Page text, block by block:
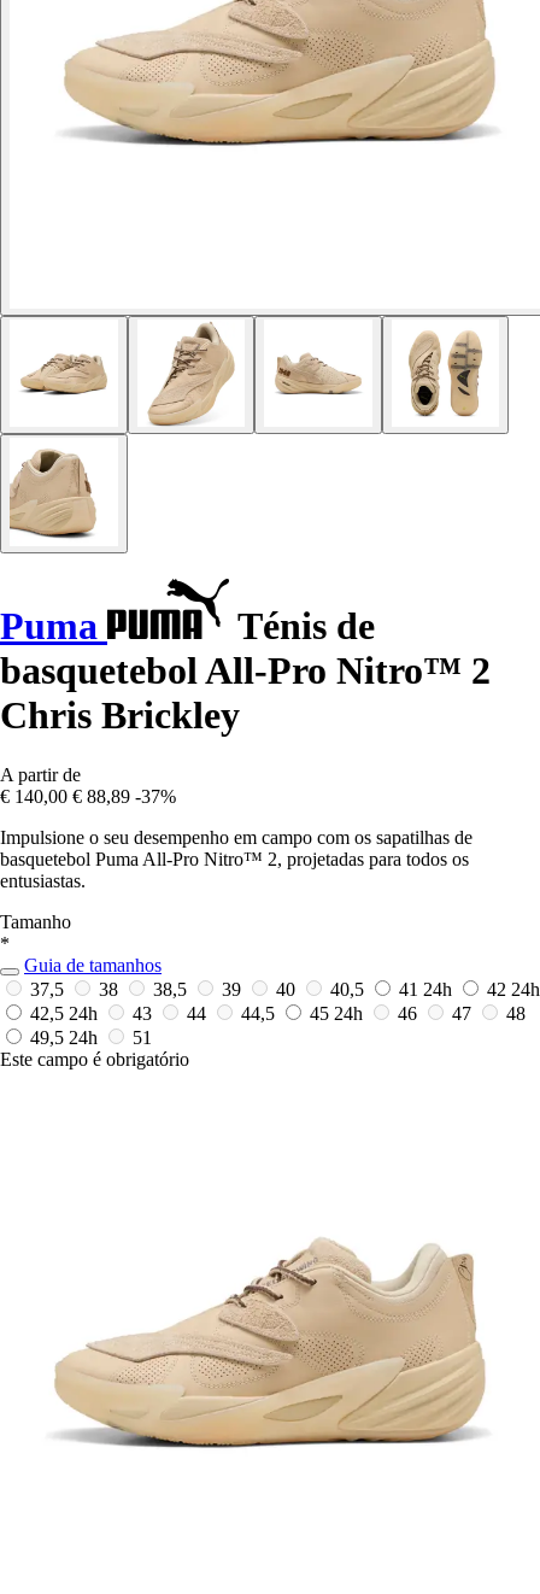
Puma
Ténis de
basquetebol All-Pro Nitro™ 2
Chris Brickley
A partir de
€ 140,00 € 88,89 -37%
Impulsione o seu desempenho em campo com os sapatilhas de
basquetebol Puma All-Pro Nitro™ 2, projetadas para todos os
entusiastas.
Tamanho
*
Guia de tamanhos
37,5
38 38,5 39 40 40,5 41 24h 42 24h
42,5 24h 43 44 44,5 45 24h 46 47
48
49,5 24h
51
Este campo é obrigatório